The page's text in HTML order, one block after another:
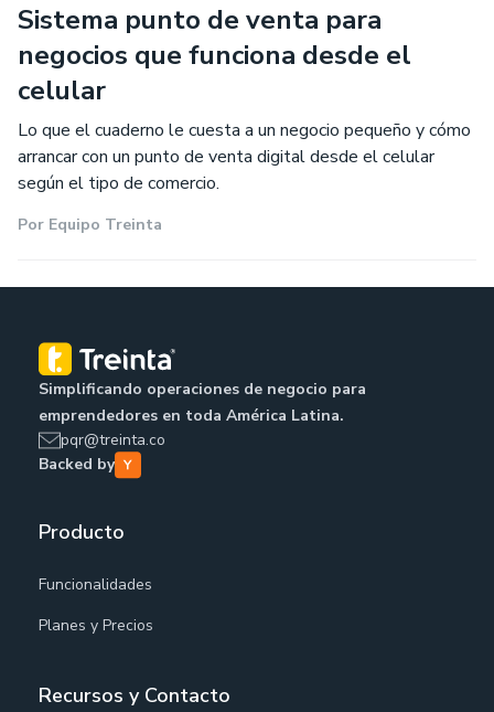
Sistema punto de venta para
negocios que funciona desde el
celular
Lo que el cuaderno le cuesta a un negocio pequeño y cómo
arrancar con un punto de venta digital desde el celular
según el tipo de comercio.
Por Equipo Treinta
Simplificando operaciones de negocio para
emprendedores en toda América Latina.
pqr@treinta.co
Backed by
Producto
Funcionalidades
Planes y Precios
Recursos y Contacto